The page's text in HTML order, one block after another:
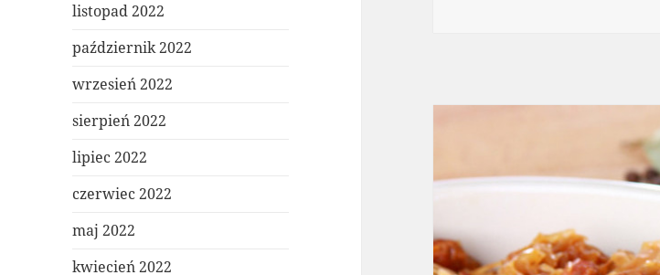
listopad 2022
październik 2022
wrzesień 2022
sierpień 2022
lipiec 2022
czerwiec 2022
maj 2022
kwiecień 2022